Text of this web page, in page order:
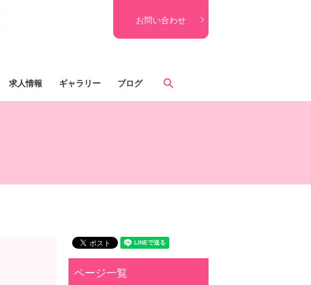
お問い合わせ
求人情報 ギャラリー ブログ